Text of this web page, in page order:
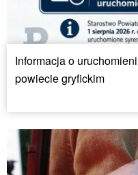
Informacja o
powiecie gryfickim